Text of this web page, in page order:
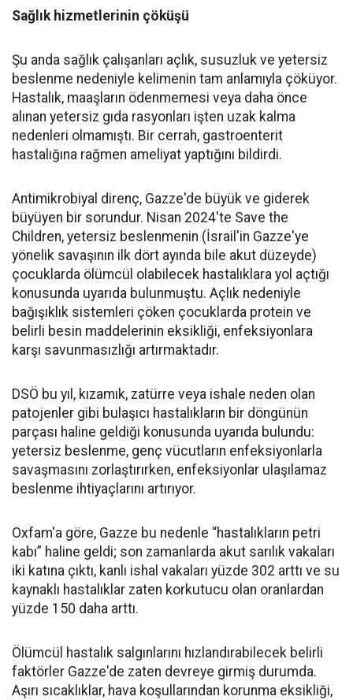
Sağlık hizmetlerinin çöküşü
Şu anda sağlık çalışanları açlık, susuzluk ve yetersiz
beslenme nedeniyle kelimenin tam anlamıyla çöküyor.
Hastalık, maaşların ödenmemesi veya daha önce
alınan yetersiz gıda rasyonları işten uzak kalma
nedenleri olmamıştı. Bir cerrah, gastroenterit
hastalığına rağmen ameliyat yaptığını bildirdi.
Antimikrobiyal direnç, Gazze'de büyük ve giderek
büyüyen bir sorundur. Nisan 2024'te Save the
Children, yetersiz beslenmenin (İsrail'in Gazze'ye
yönelik savaşının ilk dört ayında bile akut düzeyde)
çocuklarda ölümcül olabilecek hastalıklara yol açtığı
konusunda uyarıda bulunmuştu. Açlık nedeniyle
bağışıklık sistemleri çöken çocuklarda protein ve
belirli besin maddelerinin eksikliği, enfeksiyonlara
karşı savunmasızlığı artırmaktadır.
DSÖ bu yıl, kızamık, zatürre veya ishale neden olan
patojenler gibi bulaşıcı hastalıkların bir döngünün
parçası haline geldiği konusunda uyarıda bulundu:
yetersiz beslenme, genç vücutların enfeksiyonlarla
savaşmasını zorlaştırırken, enfeksiyonlar ulaşılamaz
beslenme ihtiyaçlarını artırıyor.
Oxfam'a göre, Gazze bu nedenle “hastalıkların petri
kabı” haline geldi; son zamanlarda akut sarılık vakaları
iki katına çıktı, kanlı ishal vakaları yüzde 302 arttı ve su
kaynaklı hastalıklar zaten korkutucu olan oranlardan
yüzde 150 daha arttı.
Ölümcül hastalık salgınlarını hızlandırabilecek belirli
faktörler Gazze'de zaten devreye girmiş durumda.
Aşırı sıcaklıklar, hava koşullarından korunma eksikliği,